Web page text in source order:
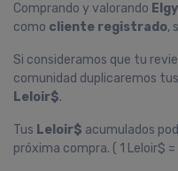
Comprando y valorando
como cliente registrado,
Si consideramos que tu
comunidad duplicaremos
Leloir$.
Tus Leloir$ acumulados
próxima compra. ( 1 Leloir$ =